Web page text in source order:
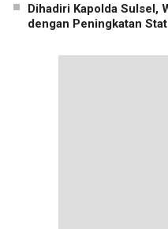
Dihadiri Kapolda Sulsel,
dengan Peningkatan